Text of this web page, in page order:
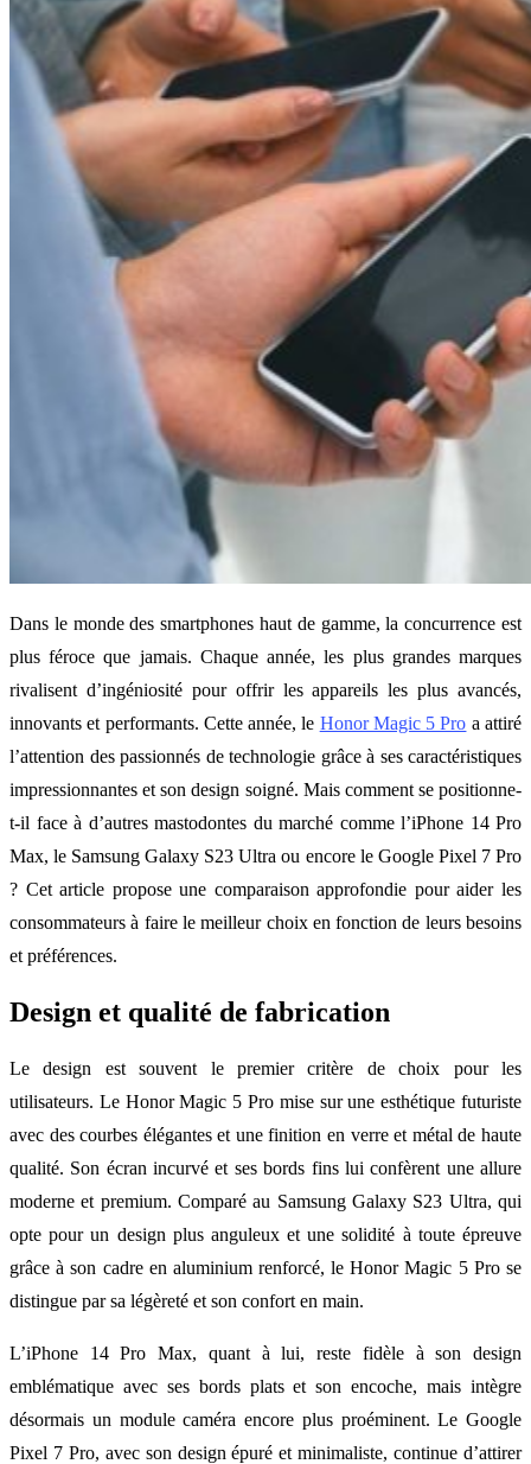
Dans le monde des smartphones haut de gamme, la concurrence est
plus féroce que jamais. Chaque année, les plus grandes marques
rivalisent d’ingéniosité pour offrir les appareils les plus avancés,
innovants et performants. Cette année, le Honor Magic 5 Pro a attiré
l’attention des passionnés de technologie grâce à ses caractéristiques
impressionnantes et son design soigné. Mais comment se positionne-
t-il face à d’autres mastodontes du marché comme l’iPhone 14 Pro
Max, le Samsung Galaxy S23 Ultra ou encore le Google Pixel 7 Pro
? Cet article propose une comparaison approfondie pour aider les
consommateurs à faire le meilleur choix en fonction de leurs besoins
et préférences.
Design et qualité de fabrication
Le design est souvent le premier critère de choix pour les
utilisateurs. Le Honor Magic 5 Pro mise sur une esthétique futuriste
avec des courbes élégantes et une finition en verre et métal de haute
qualité. Son écran incurvé et ses bords fins lui confèrent une allure
moderne et premium. Comparé au Samsung Galaxy S23 Ultra, qui
opte pour un design plus anguleux et une solidité à toute épreuve
grâce à son cadre en aluminium renforcé, le Honor Magic 5 Pro se
distingue par sa légèreté et son confort en main.
L’iPhone 14 Pro Max, quant à lui, reste fidèle à son design
emblématique avec ses bords plats et son encoche, mais intègre
désormais un module caméra encore plus proéminent. Le Google
Pixel 7 Pro, avec son design épuré et minimaliste, continue d’attirer